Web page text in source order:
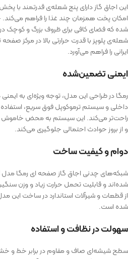
این اجاق‌ گاز دارای پنج شعله‌ی قدرتمند با
امکان پخت همزمان چند غذا را فراهم
شده که فضای کافی برای ظروف بزرگ و کوچک در
شعله‌ی پلوپز با قدرت حرارتی بالا در مرکز
ایرانی را فراهم می‌آورد.
ایمنی تضمین‌شده
رمگا در طراحی این مدل، توجه ویژه‌ای به
داخلی و سیستم ترموکوپل فوق سریع،
راحت‌تر می‌کند. این سیستم به محض خاموش
و از بروز حوادث احتمالی جلوگیری می‌کند.
دوام و کیفیت ساخت
شده‌اند و قابلیت تحمل حرارت زیاد و وزن
از قطعات و شیرآلات استاندارد در ساخت این
شده است.
سهولت در نظافت و استفاده
سطح شیشه‌ای صاف و مقاوم در برابر خط و